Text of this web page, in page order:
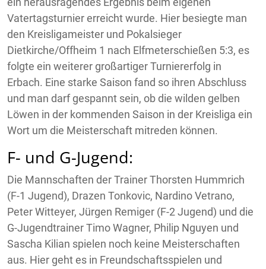
Vatertagsturnier erreicht wurde. Hier besiegte man
den Kreisligameister und Pokalsieger
Dietkirche/Offheim 1 nach Elfmeterschießen 5:3, es
folgte ein weiterer großartiger Turniererfolg in
Erbach. Eine starke Saison fand so ihren Abschluss
und man darf gespannt sein, ob die wilden gelben
Löwen in der kommenden Saison in der Kreisliga ein
Wort um die Meisterschaft mitreden können.
F- und G-Jugend:
Die Mannschaften der Trainer Thorsten Hummrich
(F-1 Jugend), Drazen Tonkovic, Nardino Vetrano,
Peter Witteyer, Jürgen Remiger (F-2 Jugend) und die
G-Jugendtrainer Timo Wagner, Philip Nguyen und
Sascha Kilian spielen noch keine Meisterschaften
aus. Hier geht es in Freundschaftsspielen und